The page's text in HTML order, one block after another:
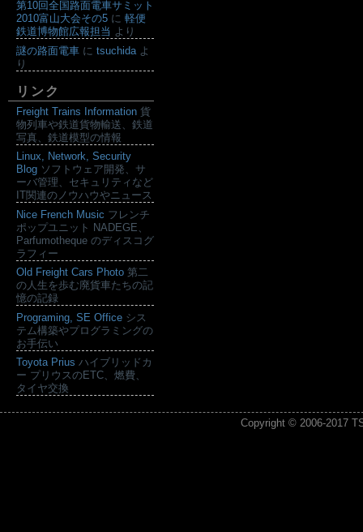
第10回全国路面電車サミット
2010富山大会その5 に 軽便
鉄道博物館広報担当 より
謎の路面電車 に tsuchida よ
り
リンク
Freight Trains Information 貨
物列車や鉄道貨物輸送、鉄道
写真、鉄道模型の情報
Linux, Network, Security
Blog ソフトウェア開発、サ
ーバ管理、セキュリティなど
IT関連のノウハウやニュース
Nice French Music フレンチ
ポップユニット NADEGE、
Parfumotheque のディスコグ
ラフィー
Old Freight Cars Photo 第二
の人生を歩む廃貨車たちの記
憶の記録
Programing, SE Office シス
テム構築やプログラミングの
お手伝い
Toyota Prius ハイブリッドカ
ー プリウスのETC、燃費、
タイヤ交換
Copyright © 2006-2017